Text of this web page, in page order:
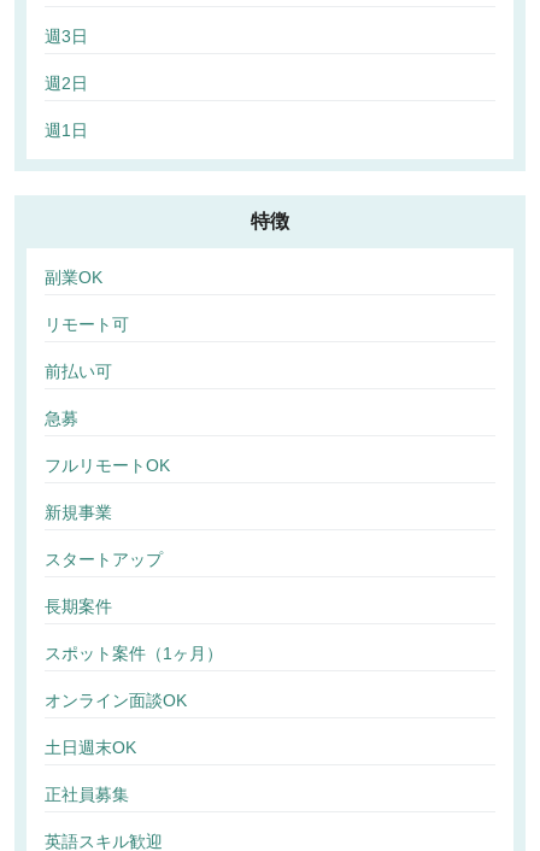
週3日
週2日
週1日
特徴
副業OK
リモート可
前払い可
急募
フルリモートOK
新規事業
スタートアップ
長期案件
スポット案件（1ヶ月）
オンライン面談OK
土日週末OK
正社員募集
英語スキル歓迎